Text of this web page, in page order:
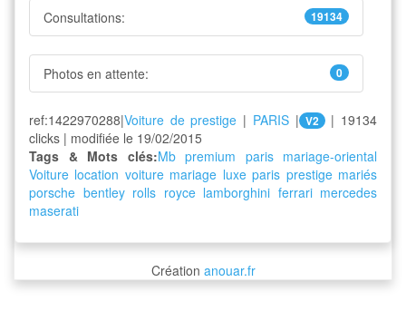
Consultations: 19134
Photos en attente: 0
ref:1422970288|Voiture de prestige | PARIS| V2 | 19134
clicks | modifiée le 19/02/2015
Tags & Mots clés:Mb premium paris mariage-oriental
Voiture location voiture mariage luxe paris prestige mariés
porsche bentley rolls royce lamborghini ferrari mercedes
maserati
Création anouar.fr